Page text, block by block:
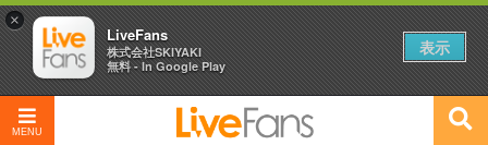
MENU
2026
×
LiveFans
株式会社SKIYAKI
無料 - In Google Play
表示